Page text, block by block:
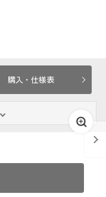
購入・仕様表